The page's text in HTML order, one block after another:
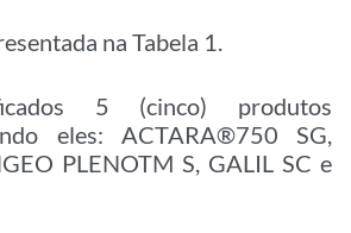
na Tabela 1.
5 (cinco) produtos
eles: ACTARA®750 SG,
PLENOTM S, GALIL SC e